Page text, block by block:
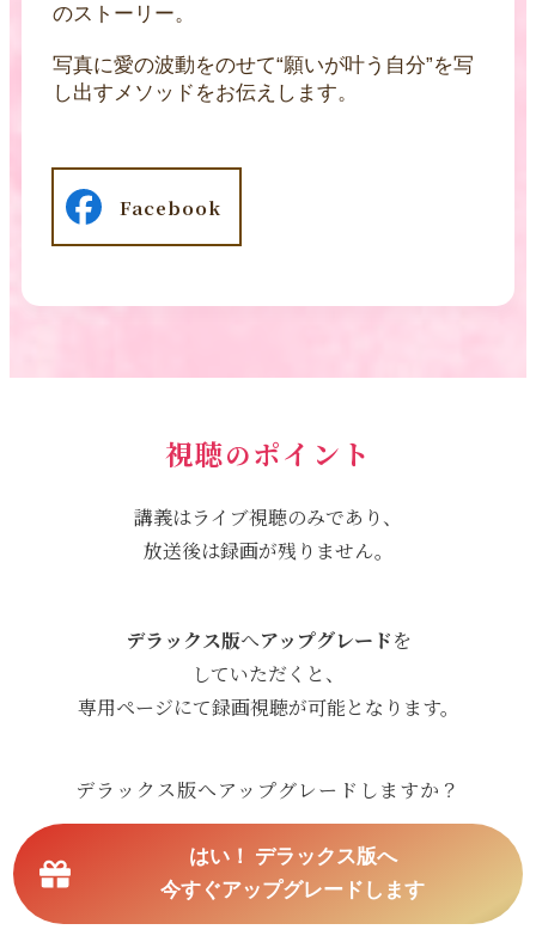
のストーリー。
写真に愛の波動をのせて“願いが叶う自分”を写
し出すメソッドをお伝えします。
Facebook
視聴のポイント
講義はライブ視聴のみであり、
放送後は録画が残りません。
デラックス版へアップグレードを
していただくと、
専用ページにて録画視聴が可能となります。
デラックス版へアップグレードしますか？
はい！ デラックス版へ
今すぐアップグレードします